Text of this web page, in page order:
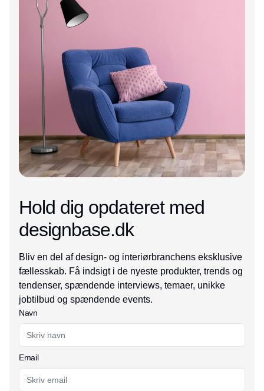
Hold dig opdateret med
designbase.dk
Bliv en del af design- og interiørbranchens eksklusive
fællesskab. Få indsigt i de nyeste produkter, trends og
tendenser, spændende interviews, temaer, unikke
jobtilbud og spændende events.
Navn
Email